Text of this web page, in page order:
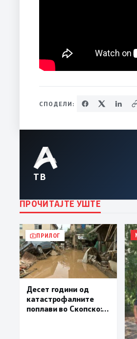
СПОДЕЛИ:
ТВ
ПРОЧИТАЈТЕ УШТЕ
ПРИЛОГ
Десет години од
катастрофалните
поплави во Скопско: